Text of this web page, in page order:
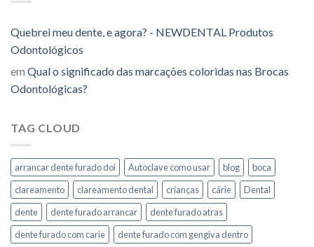
Quebrei meu dente, e agora? - NEWDENTAL Produtos
Odontológicos
em Qual o significado das marcações coloridas nas Brocas
Odontológicas?
TAG CLOUD
arrancar dente furado doi Autoclave como usar blog
boca
clareamento
clareamento dental crianças cárie
Dental
dente
dente furado arrancar
dente furado atras
dente furado com carie
dente furado com gengiva dentro